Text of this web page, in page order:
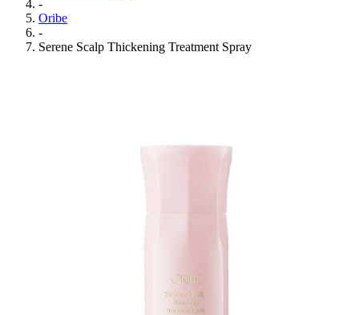
-
Oribe
-
Serene Scalp Thickening Treatment Spray